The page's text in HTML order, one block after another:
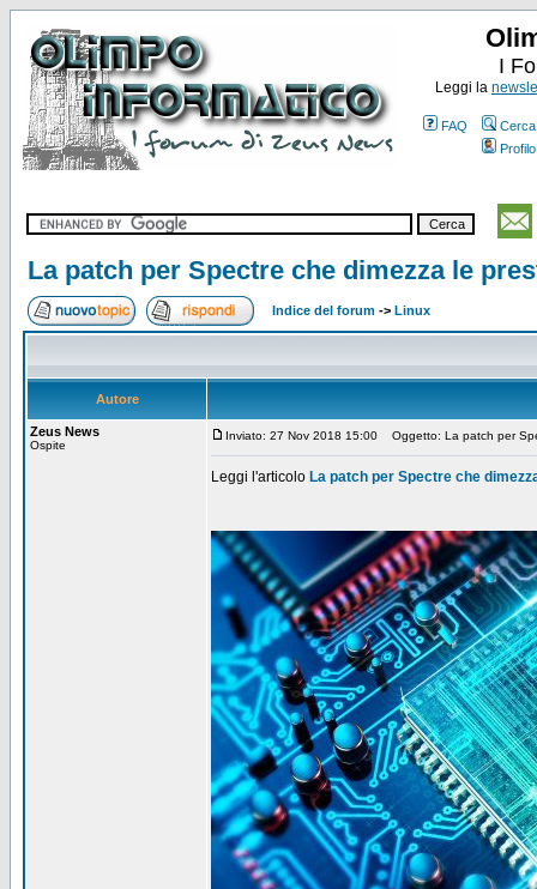
I
Leggi la
FAQ
Cerca
Profilo
La patch per Spectre che dimezza le
Indice del forum -> Linux
Autore
Zeus News
Ospite
Inviato: 27 Nov 2018 15:00 Oggetto: La patch per
Leggi l'articolo La patch per Spectre che